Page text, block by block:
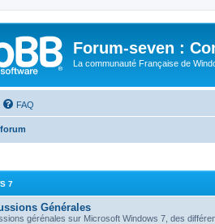
Forum-seven :
La communauté Française de
FAQ
7
Générales
gérénales sur Microsoft Windows 7, des